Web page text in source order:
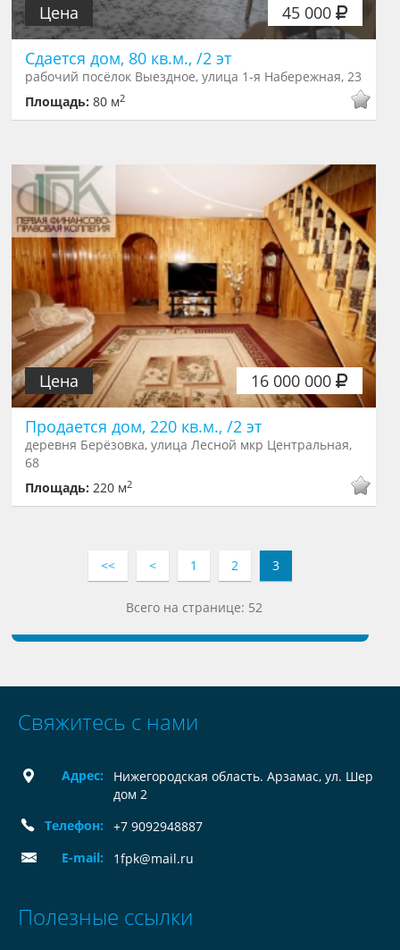
45 000
Цена
Сдается дом, 80 кв.м., /2 эт
рабочий посёлок Выездное, улица 1-я Набережная, 23
Площадь:80 м2
16 000 000
Цена
Продается дом, 220 кв.м., /2 эт
деревня Берёзовка, улица Лесной мкр Центральная,
68
Площадь:220 м2
<< < 1 2 3
Всего на странице: 52
Свяжитесь с нами
Адрес:
Нижегородская область. Арзамас, ул. Шер
дом 2
Телефон:
+7 9092948887
E-mail:
1fpk@mail.ru
Полезные ссылки